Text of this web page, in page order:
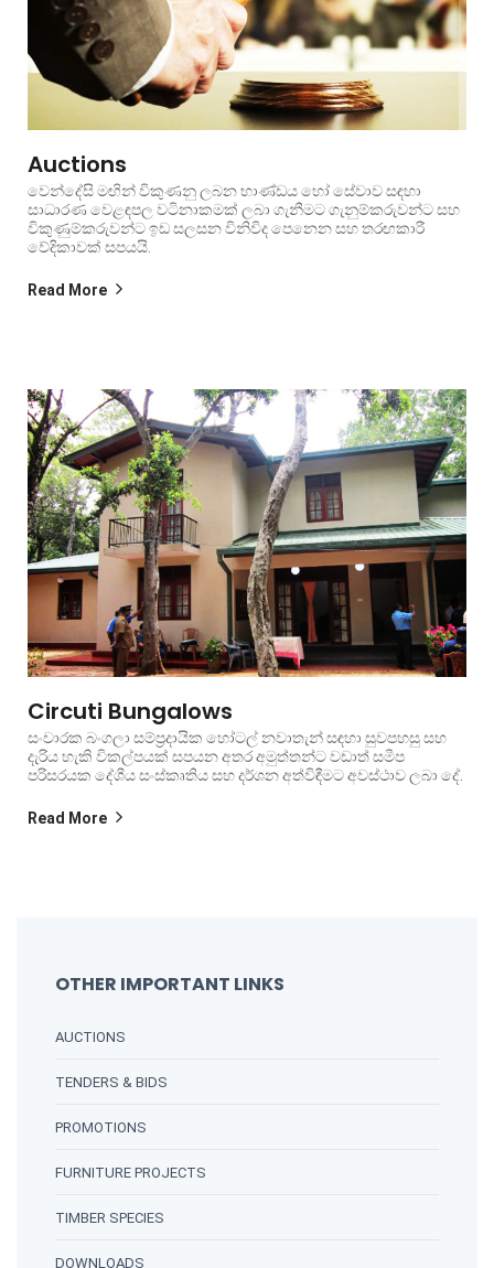
Auctions
වෙන්දේසි මඟින් විකුණනු ලබන භාණ්ඩය හෝ සේවාව සඳහා
සාධාරණ වෙළඳපල වටිනාකමක් ලබා ගැනීමට ගැනුම්කරුවන්ට සහ
විකුණුම්කරුවන්ට ඉඩ සලසන විනිවිද පෙනෙන සහ තරඟකාරී
වේදිකාවක් සපයයි.
Read More
Circuti Bungalows
සංචාරක බංගලා සම්ප්‍රදායික හෝටල් නවාතැන් සඳහා සුවපහසු සහ
දැරිය හැකි විකල්පයක් සපයන අතර අමුත්තන්ට වඩාත් සමීප
පරිසරයක දේශීය සංස්කෘතිය සහ දර්ශන අත්විඳීමට අවස්ථාව ලබා දේ.
Read More
OTHER IMPORTANT LINKS
AUCTIONS
TENDERS & BIDS
PROMOTIONS
FURNITURE PROJECTS
TIMBER SPECIES
DOWNLOADS